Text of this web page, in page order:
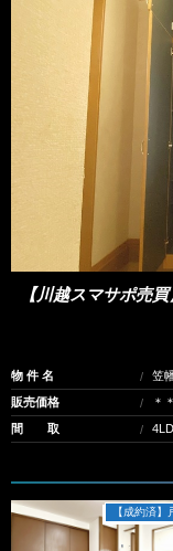
【川越スマサポ売
物 件 名
笠
販売価格
＊
間 取
【成約済】